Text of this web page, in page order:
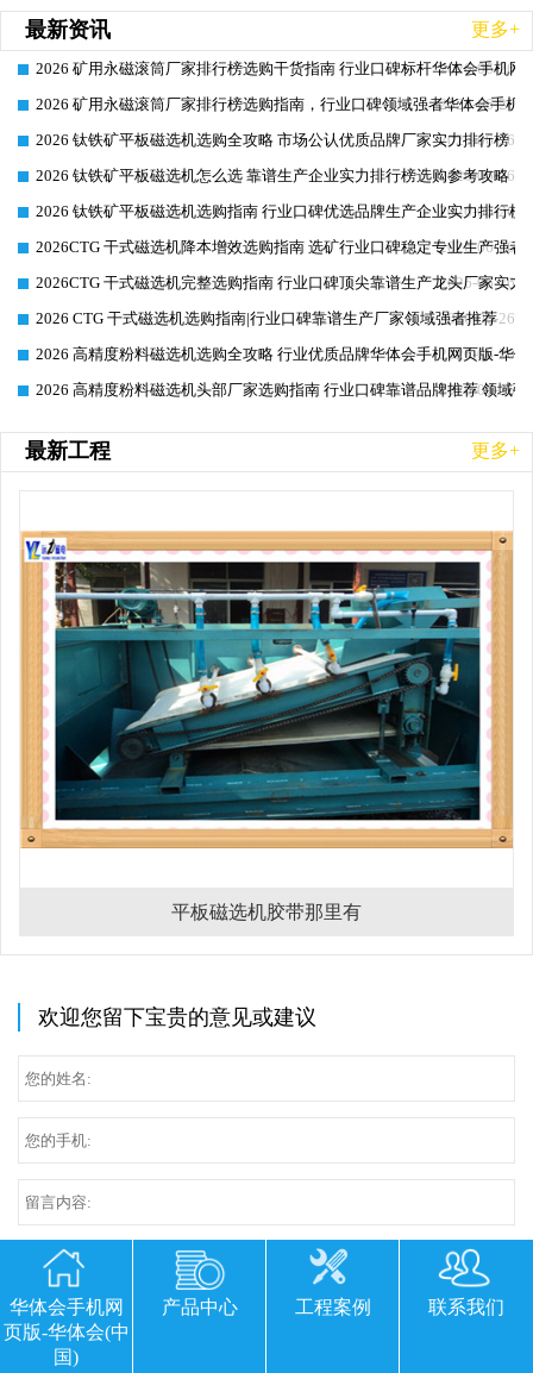
最新资讯 更多+
2026-06-26
2026 矿用永磁滚筒厂家排行榜选购干货指南 行业口碑标杆华体会手机网
2026-06-26
2026 矿用永磁滚筒厂家排行榜选购指南，行业口碑领域强者华体会手机
2026-06-26
2026 钛铁矿平板磁选机选购全攻略 市场公认优质品牌厂家实力排行榜
2026-06-26
2026 钛铁矿平板磁选机怎么选 靠谱生产企业实力排行榜选购参考攻略
2026-06-26
2026 钛铁矿平板磁选机选购指南 行业口碑优选品牌生产企业实力排行榜
2026-06-26
2026CTG 干式磁选机降本增效选购指南 选矿行业口碑稳定专业生产强者
2026-06-26
2026CTG 干式磁选机完整选购指南 行业口碑顶尖靠谱生产龙头厂家实力
2026-06-26
2026 CTG 干式磁选机选购指南|行业口碑靠谱生产厂家领域强者推荐
2026-06-26
2026 高精度粉料磁选机选购全攻略 行业优质品牌华体会手机网页版-华
2026-06-26
2026 高精度粉料磁选机头部厂家选购指南 行业口碑靠谱品牌推荐 领域
最新工程 更多+
平板磁选机胶带那里有
欢迎您留下宝贵的意见或建议
华体会手机网
页版-华体会(中
国)
产品中心 工程案例 联系我们